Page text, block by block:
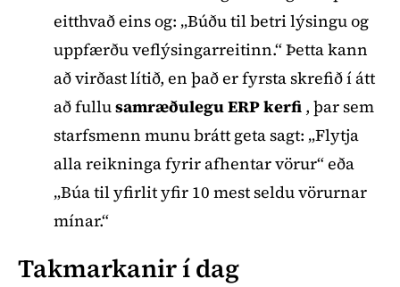
eitthvað eins og: „Búðu til betri lýsingu og
uppfærðu veflýsingarreitinn.“ Þetta kann
að virðast lítið, en það er fyrsta skrefið í átt
að fullusamræðulegu ERP kerfi , þar sem
starfsmenn munu brátt geta sagt: „Flytja
alla reikninga fyrir afhentar vörur“ eða
„Búa til yfirlit yfir 10 mest seldu vörurnar
mínar.“
Takmarkanir í dag